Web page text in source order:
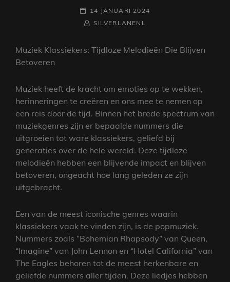
GEPLAATST
OP
14 JANUARI 2024
NAAMREGEL
BYLINE
SILVERLANENL
Muziek Klassiekers: Tijdloze Melodieën Die Blijven
Betoveren
Muziek heeft de kracht om emoties op te wekken,
herinneringen te creëren en ons mee te nemen op
een reis door de tijd. Binnen het brede spectrum van
muziekgenres zijn er bepaalde nummers die
uitgroeien tot ware klassiekers, geliefd bij
generaties over de hele wereld. Deze tijdloze
melodieën hebben een blijvende impact en blijven
betoveren, ongeacht hoe lang geleden ze zijn
uitgebracht.
Een van de meest iconische genres waarin
klassiekers vaak te vinden zijn, is de popmuziek.
Nummers zoals “Bohemian Rhapsody” van Queen,
“Imagine” van John Lennon en “Hotel California” van
The Eagles behoren tot de meest herkenbare en
geliefde nummers aller tijden. Deze liedjes hebben